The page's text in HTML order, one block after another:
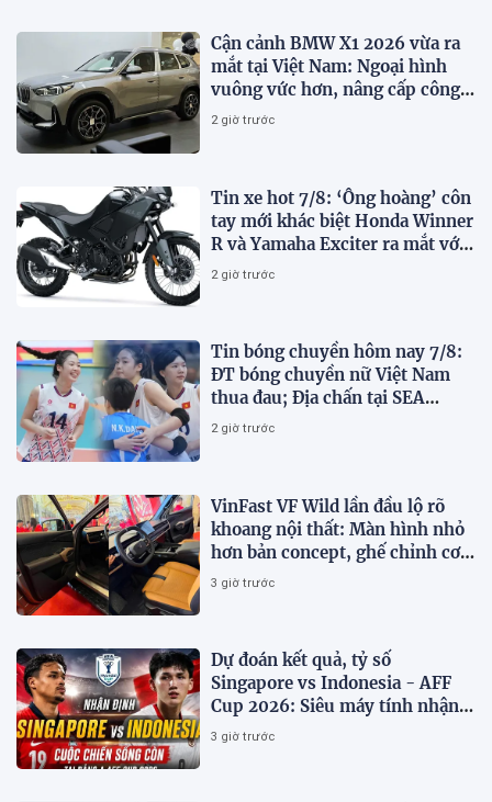
Cận cảnh BMW X1 2026 vừa ra
mắt tại Việt Nam: Ngoại hình
vuông vức hơn, nâng cấp công
nghệ
2 giờ trước
Tin xe hot 7/8: ‘Ông hoàng’ côn
tay mới khác biệt Honda Winner
R và Yamaha Exciter ra mắt với
giá hấp dẫn
2 giờ trước
Tin bóng chuyền hôm nay 7/8:
ĐT bóng chuyền nữ Việt Nam
thua đau; Địa chấn tại SEA
V.Cup 2026
2 giờ trước
VinFast VF Wild lần đầu lộ rõ
khoang nội thất: Màn hình nhỏ
hơn bản concept, ghế chỉnh cơ,
chưa có HUD
3 giờ trước
Dự đoán kết quả, tỷ số
Singapore vs Indonesia - AFF
Cup 2026: Siêu máy tính nhận
định bóng đá hôm nay 7/8
3 giờ trước